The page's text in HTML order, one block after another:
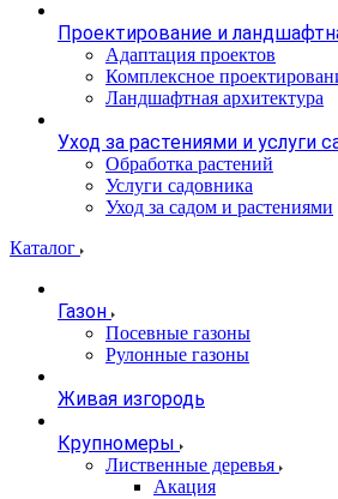
Проектирование и
Адаптация проектов
Комплексное
Ландшафтная архитектура
Уход за растениями и услуги
Обработка растений
Услуги садовника
Уход за садом и растениями
Каталог
Газон
Посевные газоны
Рулонные газоны
Живая изгородь
Крупномеры
Лиственные деревья
Акация